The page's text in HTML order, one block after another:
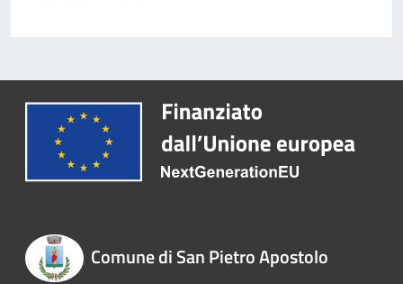
Comune di San Pietro Apostolo